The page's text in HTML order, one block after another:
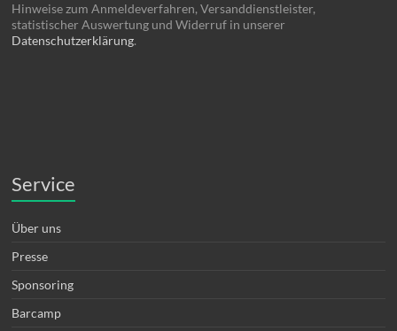
Hinweise zum Anmeldeverfahren, Versanddienstleister,
statistischer Auswertung und Widerruf in unserer
Datenschutzerklärung.
Service
Über uns
Presse
Sponsoring
Barcamp